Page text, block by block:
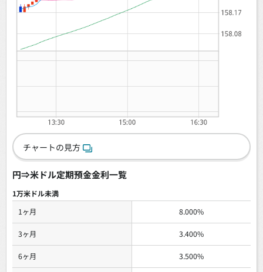
チャートの見方
円⇒米ドル定期預金金利一覧
1万米ドル未満
1ヶ月 8.000%
3ヶ月 3.400%
6ヶ月 3.500%